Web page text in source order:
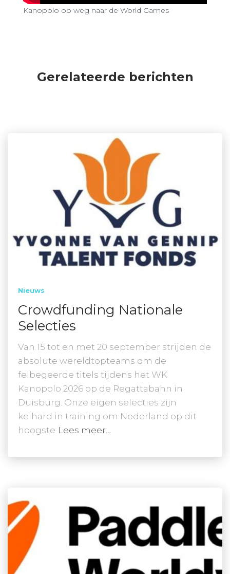
Kanopolo op weg naar de World Games
Gerelateerde berichten
Nieuws
Crowdfunding Nationale
Selecties
Van 15 tot en met 20 september strijden de
absolute wereldtopteams om de
felbegeerde titels tijdens het WK
Kanopolo 2026 op de Regattabahn in
Duisburg. Onze eigen selecties zijn
keihard in training om Nederland op dit
hoogste Lees meer…